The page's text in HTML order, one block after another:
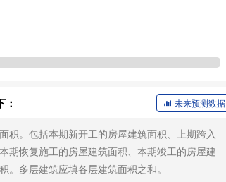
未来预测数据
积。包括本期新开工的房屋建筑面积、上期跨入
期恢复施工的房屋建筑面积、本期竣工的房屋建
多层建筑应填各层建筑面积之和。